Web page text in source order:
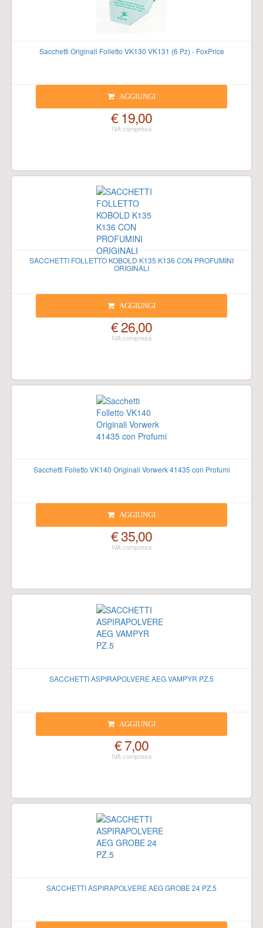
Sacchetti Originali Folletto VK130 VK131 (6 Pz) - FoxPrice
AGGIUNGI
€ 19,00
SACCHETTI FOLLETTO KOBOLD K135 K136 CON PROFUMINI
ORIGINALI
AGGIUNGI
€ 26,00
Sacchetti Folletto VK140 Originali Vorwerk 41435 con Profumi
AGGIUNGI
€ 35,00
SACCHETTI ASPIRAPOLVERE AEG VAMPYR PZ.5
AGGIUNGI
€ 7,00
SACCHETTI ASPIRAPOLVERE AEG GROBE 24 PZ.5